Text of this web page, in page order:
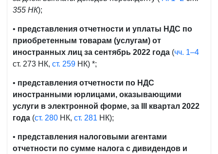
355 НК);
• представления отчетности и уплаты НДС по
приобретенным товарам (услугам) от
иностранных лиц за сентябрь 2022 года (чч. 1–4
ст. 273 НК, ст. 259 НК) *;
• представления отчетности по НДС
иностранными юрлицами, оказывающими
услуги в электронной форме, за
I квартал 2022
года (ст. 280 НК, ст. 281 НК);
• представления налоговыми агентами
отчетности по сумме налога с дивидендов и